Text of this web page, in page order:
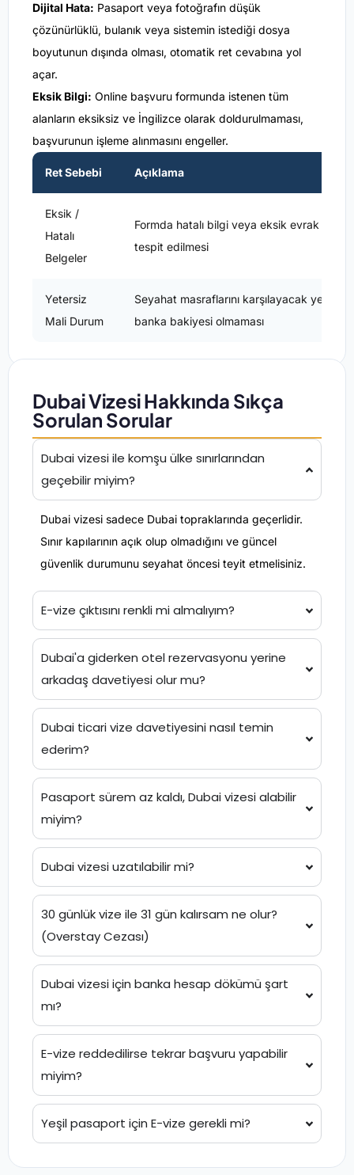
Dijital Hata: Pasaport veya fotoğrafın düşük
çözünürlüklü, bulanık veya sistemin istediği dosya
boyutunun dışında olması, otomatik ret cevabına yol
açar.
Eksik Bilgi: Online başvuru formunda istenen tüm
alanların eksiksiz ve İngilizce olarak doldurulmaması,
başvurunun işleme alınmasını engeller.
Ret Sebebi Açıklama
Eksik /
Hatalı
Belgeler
Formda hatalı bilgi veya eksik evrak
tespit edilmesi
Yetersiz
Mali Durum
Seyahat masraflarını karşılayacak yeterli
banka bakiyesi olmaması
Dubai Vizesi Hakkında Sıkça
Sorulan Sorular
Dubai vizesi ile komşu ülke sınırlarından
geçebilir miyim?
Dubai vizesi sadece Dubai topraklarında geçerlidir.
Sınır kapılarının açık olup olmadığını ve güncel
güvenlik durumunu seyahat öncesi teyit etmelisiniz.
E-vize çıktısını renkli mi almalıyım?
Dubai'a giderken otel rezervasyonu yerine
arkadaş davetiyesi olur mu?
Dubai ticari vize davetiyesini nasıl temin
ederim?
Pasaport sürem az kaldı, Dubai vizesi alabilir
miyim?
Dubai vizesi uzatılabilir mi?
30 günlük vize ile 31 gün kalırsam ne olur?
(Overstay Cezası)
Dubai vizesi için banka hesap dökümü şart
mı?
E-vize reddedilirse tekrar başvuru yapabilir
miyim?
Yeşil pasaport için E-vize gerekli mi?